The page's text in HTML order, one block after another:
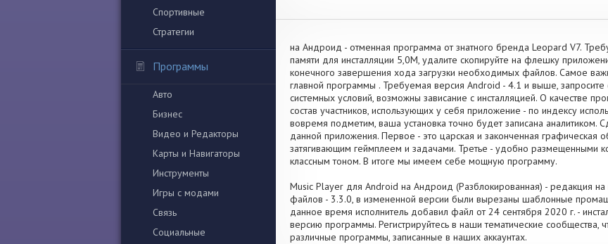
Спортивные
Стратегии
Программы
Авто
Бизнес
Видео и Редакторы
Карты и Навигаторы
Инструменты
Игры с модами
Связь
Социальные
на Андроид - отменная программа от знатного бренда Leopard V7.
памяти для инсталляции 5,0M, удалите скопируйте на флешку
конечного завершения хода загрузки необходимых файлов. Самое
главной программы . Требуемая версия Android - 4.1 и выше,
системных условий, возможны зависание с инсталляцией. О качестве
состав участников, использующих у себя приложение - по индексу
вовремя подметим, ваша установка точно будет записана аналитиком.
данной приложения. Первое - это царская и законченная графическая
затягивающим геймплеем и задачами. Третье - удобно размещенными
классным тоном. В итоге мы имеем себе мощную программу.
Music Player для Android на Андроид (Разблокированная) - редакция
файлов - 3.3.0, в измененной версии были вырезаны шаблонные
данное время исполнитель добавил файл от 24 сентября 2020 г. -
версию программы. Регистрируйтесь в наши тематические сообщества,
различные программы, записанные в наших аккаунтах.